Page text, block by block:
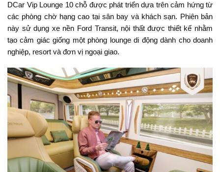
DCar Vip Lounge 10 chỗ được phát triển dựa trên cảm hứng từ
các phòng chờ hạng cao tại sân bay và khách sạn. Phiên bản
này sử dụng xe nền Ford Transit, nội thất được thiết kế nhằm
tạo cảm giác giống một phòng lounge di động dành cho doanh
nghiệp, resort và đơn vị ngoại giao.